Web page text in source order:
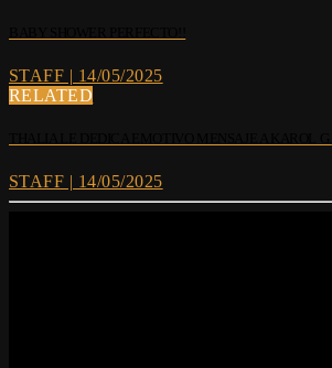
STAFF | 14/05/2025
RELATED
STAFF | 14/05/2025